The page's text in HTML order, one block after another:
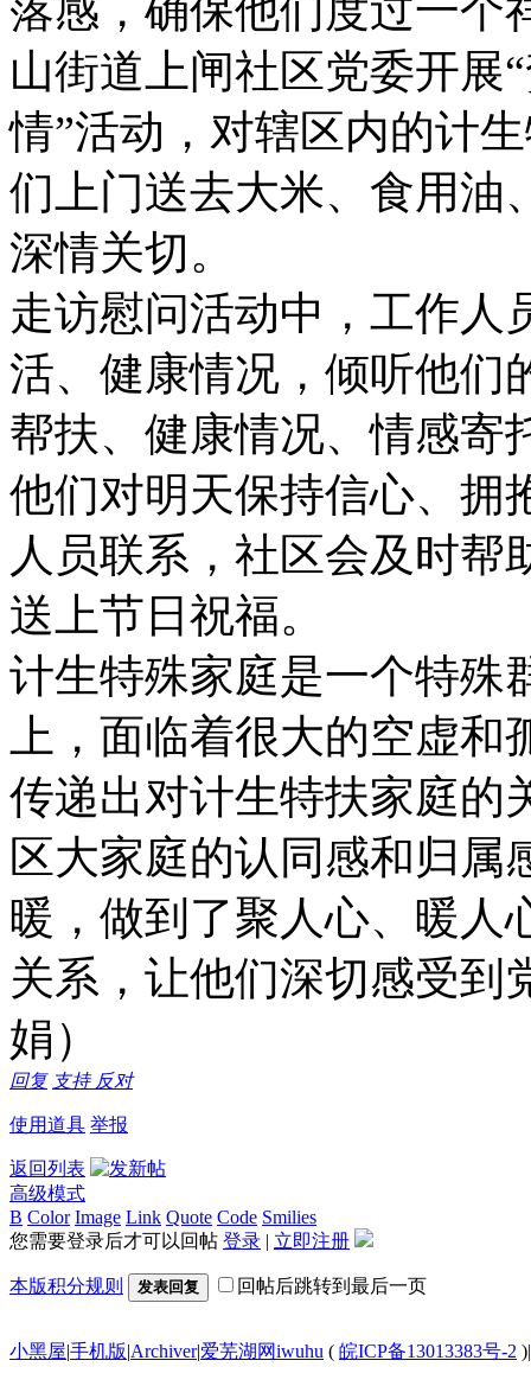
落感，确保他们度过一个
山街道上闸社区党委开展
情”活动，对辖区内的计
们上门送去大米、食用油
深情关切。
走访慰问活动中，工作人
活、健康情况，倾听他们
帮扶、健康情况、情感寄
他们对明天保持信心、拥
人员联系，社区会及时帮
送上节日祝福。
计生特殊家庭是一个特殊
上，面临着很大的空虚
传递出对计生特扶家庭的
区大家庭的认同感和归属
暖，做到了聚人心、暖人
关系，让他们深切感受到
娟）
回复 支持 反对
使用道具 举报
返回列表
高级模式
B Color Image Link Quote Code Smilies
您需要登录后才可以回帖 登录 | 立即注册
本版积分规则 发表回复 回帖后跳转到最后一页
小黑屋|手机版|Archiver|爱芜湖网iwuhu ( 皖ICP备13013383号-2 )|